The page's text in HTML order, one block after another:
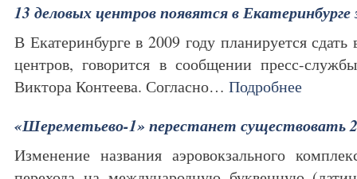
13 деловых центров появятся в Екатеринбурге
В Екатеринбурге в 2009 году планируется
центров, говорится в сообщении пресс-
Виктора Контеева. Согласно… Подробнее
«Шереметьево-1» перестанет существовать
Изменение названия аэровокзального